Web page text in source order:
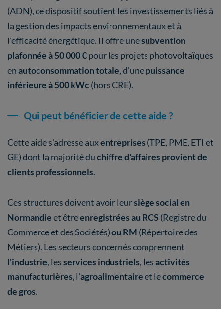
(ADN), ce dispositif soutient les investissements liés à
la gestion des impacts environnementaux et à
l'efficacité énergétique. Il offre unesubvention
plafonnée à 50 000 €pour les projets photovoltaïques
enautoconsommation totale, d'unepuissance
inférieure à 500 kWc (hors CRE).
Qui peut bénéficier de cette aide ?
Cette aide s'adresse auxentreprises (TPE, PME, ETI et
GE) dont la majorité duchiffre d'affaires provient de
clients professionnels.
Ces structures doivent avoir leursiège social en
Normandieet êtreenregistrées au RCS (Registre du
Commerce et des Sociétés)ou RM (Répertoire des
Métiers). Les secteurs concernés comprennent
l'industrie, lesservices industriels, lesactivités
manufacturières, l'agroalimentaireet lecommerce
de gros.